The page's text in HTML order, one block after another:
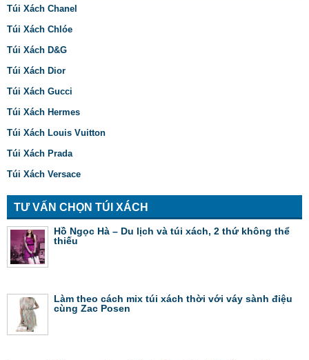
Túi Xách Chanel
Túi Xách Chlóe
Túi Xách D&G
Túi Xách Dior
Túi Xách Gucci
Túi Xách Hermes
Túi Xách Louis Vuitton
Túi Xách Prada
Túi Xách Versace
TƯ VẤN CHỌN TÚI XÁCH
Hồ Ngọc Hà – Du lịch và túi xách, 2 thứ không thể
thiếu
Làm theo cách mix túi xách thời với váy sành điệu
cùng Zac Posen